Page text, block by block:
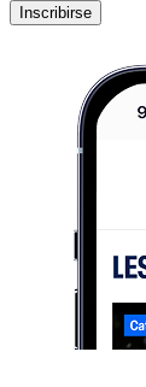
Inscribirse